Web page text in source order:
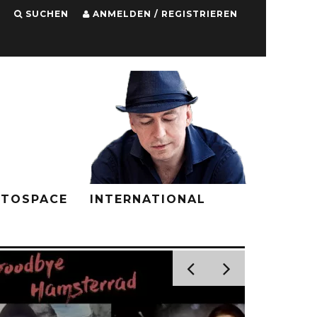
SUCHEN ANMELDEN / REGISTRIEREN
INTERNATIONAL